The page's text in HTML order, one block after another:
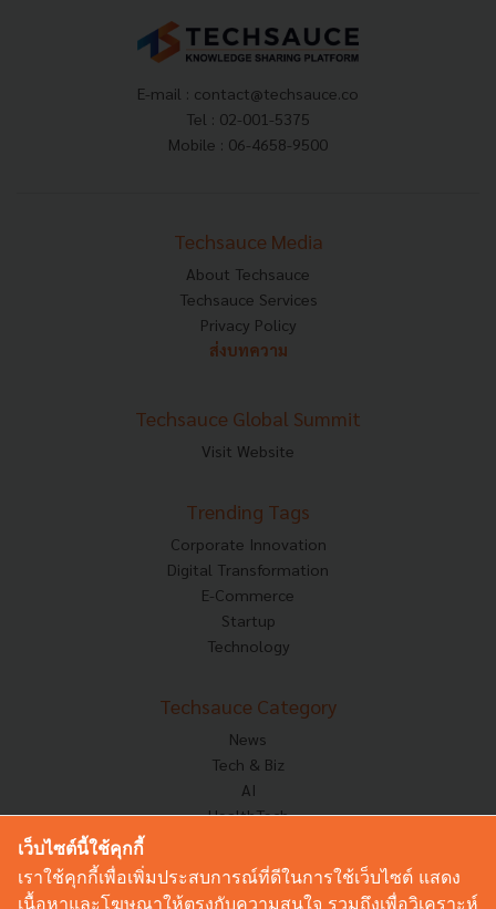
E-mail : contact@techsauce.co
Tel : 02-001-5375
Mobile : 06-4658-9500
Techsauce Media
About Techsauce
Techsauce Services
Privacy Policy
ส่งบทความ
Techsauce Global Summit
Visit Website
Trending Tags
Corporate Innovation
Digital Transformation
E-Commerce
Startup
Technology
Techsauce Category
News
Tech & Biz
AI
HealthTech
Corp Innov
Saucy Thoughts
เว็บไซต์นี้ใช้คุกกี้
เราใช้คุกกี้เพื่อเพิ่มประสบการณ์ที่ดีในการใช้เว็บไซต์ แสดง
เนื้อหาและโฆษณาให้ตรงกับความสนใจ รวมถึงเพื่อวิเคราะห์